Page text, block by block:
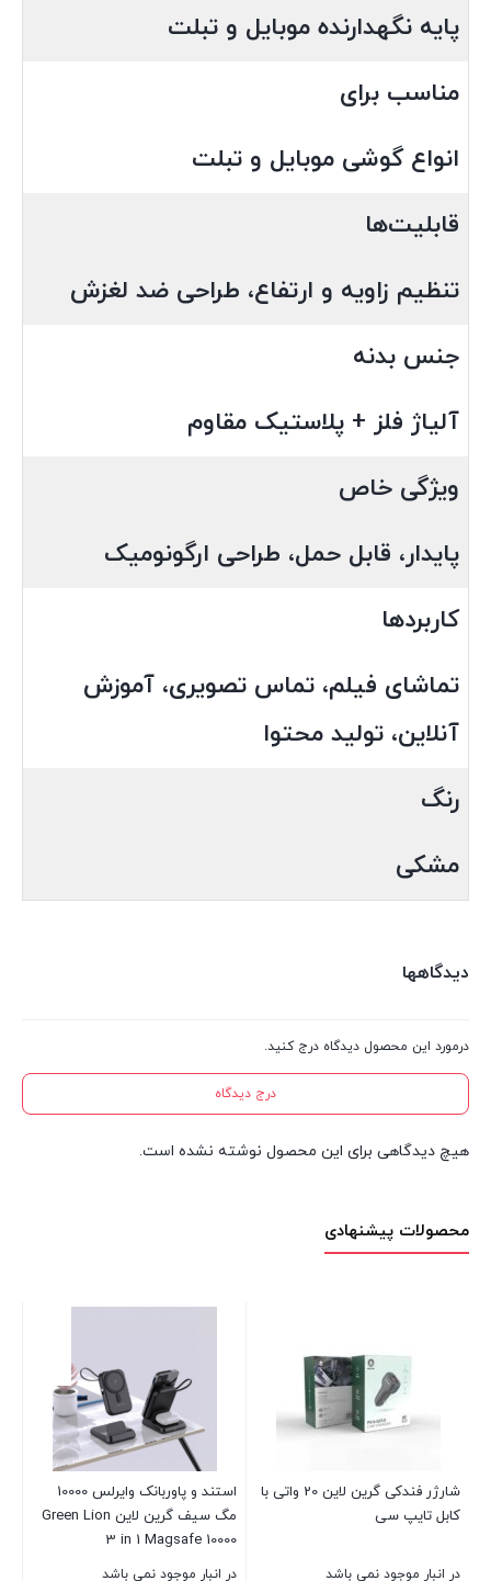
پایه نگهدارنده موبایل و تبلت
مناسب برای
انواع گوشی موبایل و تبلت
قابلیت‌ها
تنظیم زاویه و ارتفاع، طراحی ضد لغزش
جنس بدنه
آلیاژ فلز + پلاستیک مقاوم
ویژگی خاص
پایدار، قابل حمل، طراحی ارگونومیک
کاربردها
تماشای فیلم، تماس تصویری، آموزش
آنلاین، تولید محتوا
رنگ
مشکی
دیدگاهها
درمورد این محصول دیدگاه درج کنید.
درج دیدگاه
هیچ دیدگاهی برای این محصول نوشته نشده است.
محصولات پیشنهادی
شارژر فندکی گرین لاین 20 واتی با
کابل تایپ سی
در انبار موجود نمی باشد
استند و پاوربانک وایرلس 10000
مگ سیف گرین لاین Green Lion
3 in 1 Magsafe 10000
در انبار موجود نمی باشد